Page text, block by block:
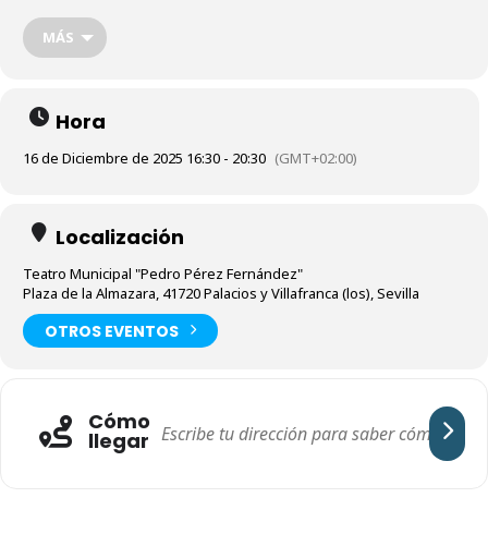
2ª sesión a las 18:30 h.
Tarde de cine organizada por la Cabalgata el Rey
Melchor con la colaboración de la Delegación de
Cultura del Ayuntamiento de Los Palacios y
Obtén tus entradas en el teléfono 660777321
MÁS
Hora
16 de Diciembre de 2025 16:30 - 20:30 (GMT+02:00)
Localización
Teatro Municipal "Pedro Pérez Fernández"
Plaza de la Almazara, 41720 Palacios y Villafranca (los), Sevilla
OTROS EVENTOS
Cómo
llegar